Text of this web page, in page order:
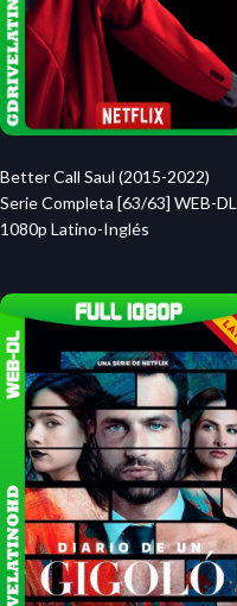
Better Call Saul (2015-2022)
Serie Completa [63/63] WEB-DL
1080p Latino-Inglés